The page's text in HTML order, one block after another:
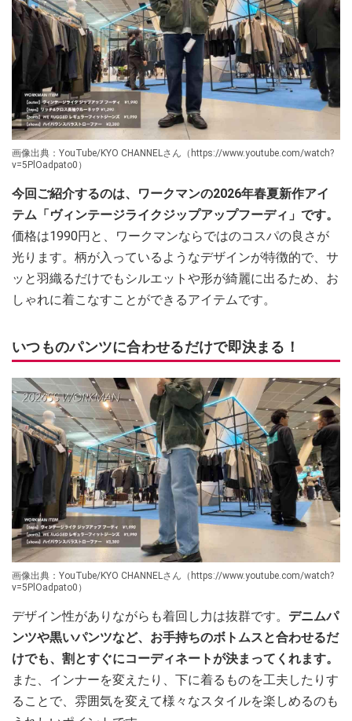
画像出典：YouTube/KYO CHANNELさん（https://www.youtube.com/watch?
v=5PlOadpato0）
今回ご紹介するのは、ワークマンの2026年春夏新作アイ
テム「ヴィンテージライクジップアップフーディ」です。
価格は1990円と、ワークマンならではのコスパの良さが
光ります。柄が入っているようなデザインが特徴的で、サ
ッと羽織るだけでもシルエットや形が綺麗に出るため、お
しゃれに着こなすことができるアイテムです。
いつものパンツに合わせるだけで即決まる！
画像出典：YouTube/KYO CHANNELさん（https://www.youtube.com/watch?
v=5PlOadpato0）
デザイン性がありながらも着回し力は抜群です。 デニムパ
ンツや黒いパンツなど、お手持ちのボトムスと合わせるだ
けでも、割とすぐにコーディネートが決まってくれます。
また、インナーを変えたり、下に着るものを工夫したりす
ることで、雰囲気を変えて様々なスタイルを楽しめるのも